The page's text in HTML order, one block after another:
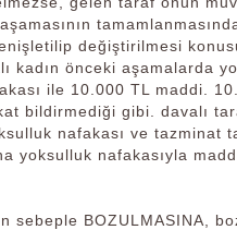
değiştirilmesi
kadın önceki aşamalarda
ile 10.000 TL maddi.
bildirmediği gibi. davalı
nafakası ve tazminat
yoksulluk nafakasıyla
BOZULMASINA,